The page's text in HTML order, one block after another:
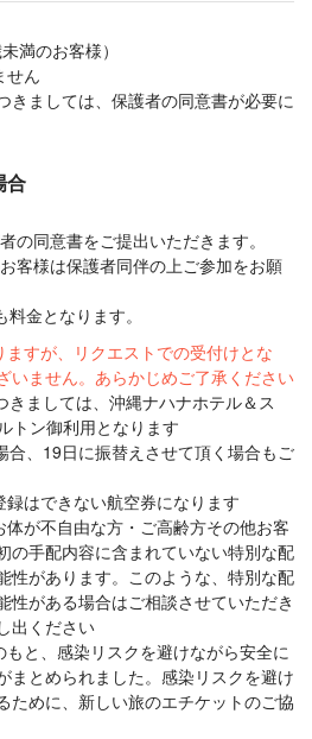
満のお客様）
せん
きましては、保護者の同意書が必要に
合
の同意書をご提出いただきます。
客様は保護者同伴の上ご参加をお願
金となります。
すが、リクエストでの受付けとな
いません。あらかじめご了承ください
ましては、沖縄ナハナホテル＆ス
トン御利用となります
合、19日に振替えさせて頂く場合もご
はできない航空券になります
が不自由な方・ご高齢方その他お客
の手配内容に含まれていない特別な配
性があります。このような、特別な配
性がある場合はご相談させていただき
出ください
と、感染リスクを避けながら安全に
まとめられました。感染リスクを避け
ために、新しい旅のエチケットのご協